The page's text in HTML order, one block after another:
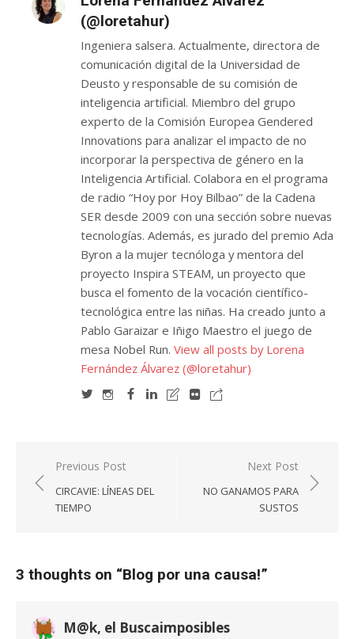
(@loretahur)
Ingeniera salsera. Actualmente, directora de
comunicación digital de la Universidad de
Deusto y responsable de su comisión de
inteligencia artificial. Miembro del grupo
experto de la Comisión Europea Gendered
Innovations para analizar el impacto de no
incorporar la perspectiva de género en la
Inteligencia Artificial. Colabora en el programa
de radio “Hoy por Hoy Bilbao” de la Cadena
SER desde 2009 con una sección sobre nuevas
tecnologías. Además, es jurado del premio Ada
Byron a la mujer tecnóloga y mentora del
proyecto Inspira STEAM, un proyecto que
busca el fomento de la vocación científico-
tecnológica entre las niñas. Ha creado junto a
Pablo Garaizar e Iñigo Maestro el juego de
mesa Nobel Run. View all posts by Lorena
Fernández Álvarez (@loretahur)
Navegación
de
entradas
Previous Post
CIRCAVIE: LÍNEAS DEL
TIEMPO
Next Post
NO GANAMOS PARA
SUSTOS
3 thoughts on “Blog por una causa!”
M@k, el Buscaimposibles